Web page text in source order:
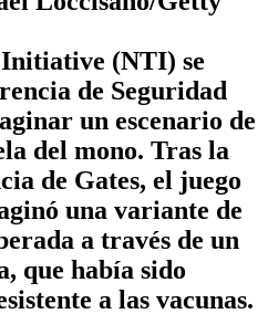
(NTI) se
de Seguridad
un escenario de
del mono. Tras la
de Gates, el juego
una variante de
a través de un
que había sido
a las vacunas.